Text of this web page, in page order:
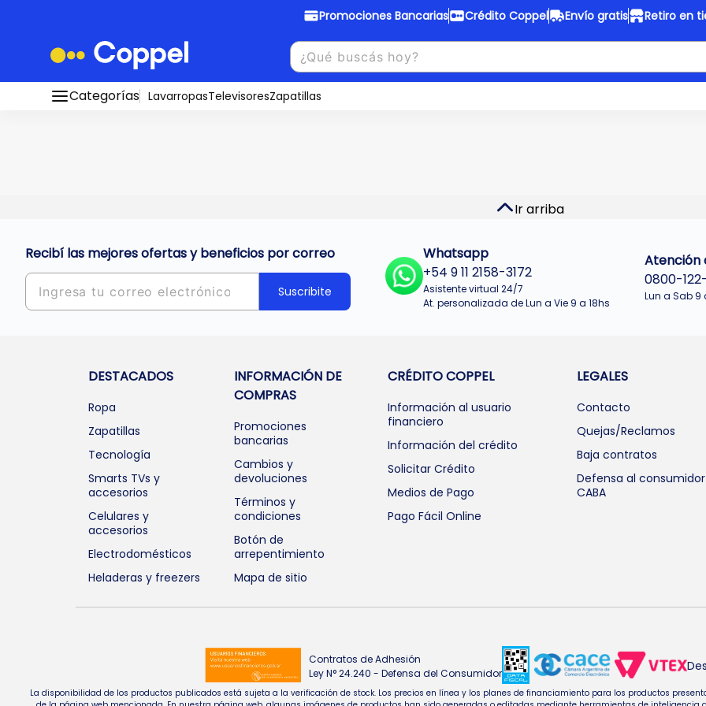
Promociones Bancarias Crédito Coppel Envío gratis Retiro en
Promociones Bancarias
Conocé todos nuestros medios de pago
Crédito Coppel
Hasta
Envío gratis
Categorías LavarropasTelevisoresZapatillas
Ir arriba
Recibí las mejores ofertas y beneficios por correo
Suscribite
Whatsapp
+54 9 11 2158-3172
Asistente virtual 24/7
At. personalizada de Lun a Vie 9 a 18hs
Atención
0800-
Lun a Sab 9
DESTACADOS
Ropa
Zapatillas
Tecnología
Smarts TVs y
accesorios
Celulares y
accesorios
Electrodomésticos
Heladeras y freezers
INFORMACIÓN DE
COMPRAS
Promociones
bancarias
Cambios y
devoluciones
Términos y
condiciones
Botón de
arrepentimiento
Mapa de sitio
CRÉDITO COPPEL
Información al usuario
financiero
Información del crédito
Solicitar Crédito
Medios de Pago
Pago Fácil Online
LEGALES
Contacto
Quejas/Reclamos
Baja contratos
Defensa al consumidor
CABA
Contratos de Adhesión
Ley N° 24.240 - Defensa del Consumidor
La disponibilidad de los productos publicados está sujeta a la verificación de stock. Los precios en línea y los planes de financiamiento para los productos